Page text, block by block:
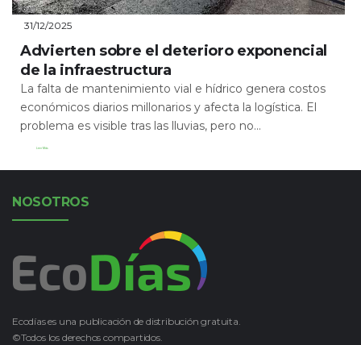
31/12/2025
Advierten sobre el deterioro exponencial
de la infraestructura
La falta de mantenimiento vial e hídrico genera costos
económicos diarios millonarios y afecta la logística. El
problema es visible tras las lluvias, pero no...
Leer Más
NOSOTROS
Ecodías es una publicación de distribución gratuita.
©Todos los derechos compartidos.